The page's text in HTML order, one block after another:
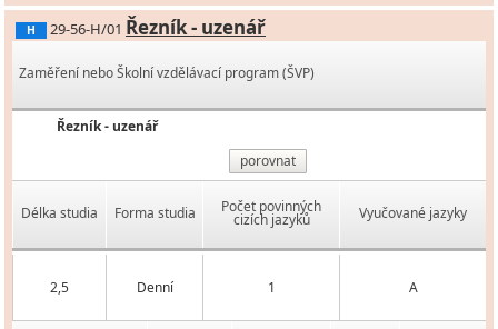
H 29-56-H/01 Řezník - uzenář
Zaměření nebo Školní vzdělávací program (ŠVP)
Řezník - uzenář
porovnat
Délka studia Forma studia Počet povinných
cizích jazyků Vyučované jazyky
2,5 Denní 1 A